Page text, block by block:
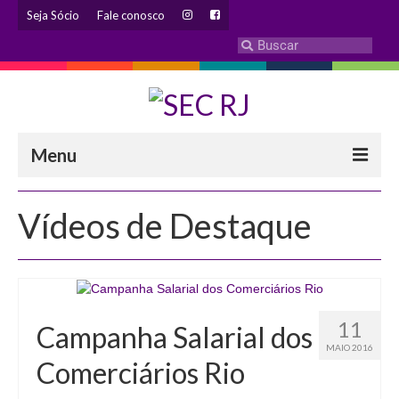
Seja Sócio Fale conosco
Menu
Eleição 2024 – Comissão Eleitoral
Histórico
Estatuto
Atendimentos
Vídeos de Destaque
11
MAIO 2016
Campanha Salarial dos
Comerciários Rio